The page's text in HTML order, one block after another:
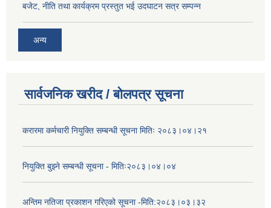
बजेट, नीति तथा कार्यक्रम प्रस्तुत भई उदघाटन सत्र सम्पन्न
अन्य
सार्वजनिक खरीद / बोलपत्र सूचना
करारमा कर्मचारी नियुक्ति सम्बन्धी सूचना मितिः २०८३।०४।२१
नियुक्ति बुझ्ने सम्बन्धी सूचना - मितिः२०८३।०४।०४
अन्तिम नतिजा प्रकाशन गरिएको सूचना -मिति:२०८३।०३।३२